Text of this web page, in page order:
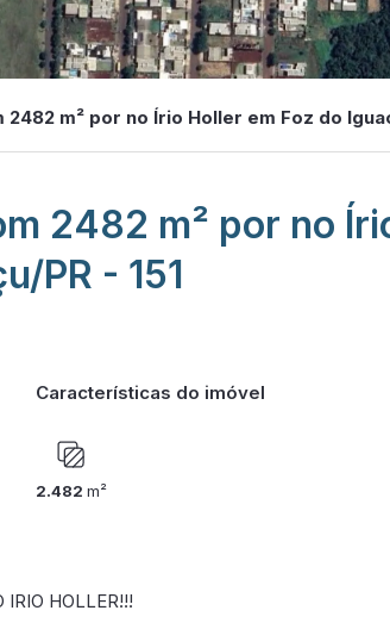
m² por no Írio Holler em Foz do
2482 m² por no
PR - 151
Características do imóvel
2.482 m²
IRIO HOLLER!!!